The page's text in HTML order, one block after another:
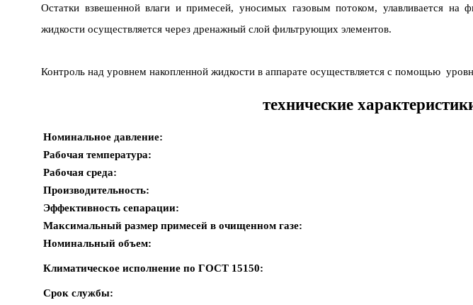
Остатки взвешенной влаги и примесей, уносимых газовым потоком, улавливается на
жидкости осуществляется через дренажный слой фильтрующих элементов.
Контроль над уровнем накопленной жидкости в аппарате осуществляется с помощью
технические
Номинальное давление:
Рабочая температура:
Рабочая среда:
Производительность:
Эффективность сепарации:
Максимальный размер примесей в очищенном газе:
Номинальный объем:
Климатическое исполнение по ГОСТ 15150:
Срок службы: